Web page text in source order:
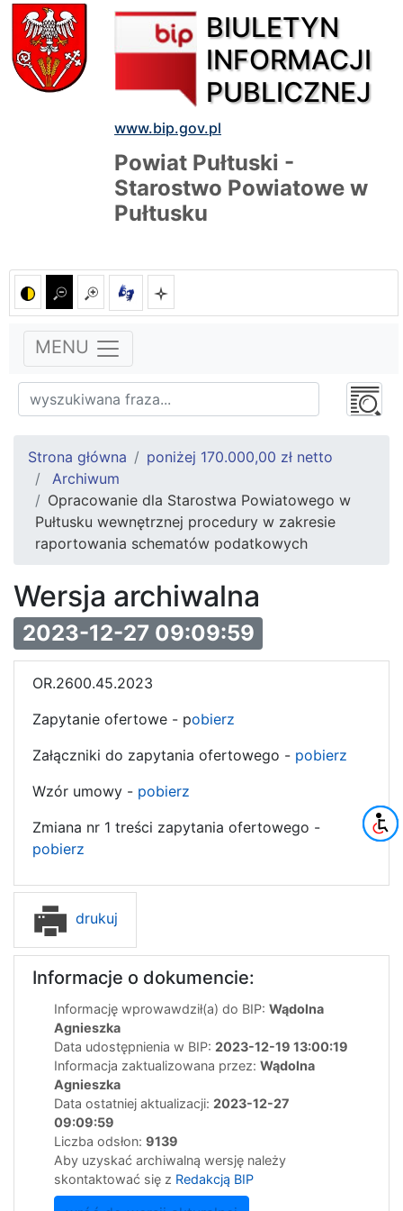
BIULETYN
INFORMACJI
PUBLICZNEJ
www.bip.gov.pl
Powiat Pułtuski -
Starostwo Powiatowe w
Pułtusku
MENU
Strona główna
poniżej 170.000,00 zł netto
Archiwum
Opracowanie dla Starostwa Powiatowego w
Pułtusku wewnętrznej procedury w zakresie
raportowania schematów podatkowych
Wersja archiwalna
2023-12-27 09:09:59
OR.2600.45.2023
Zapytanie ofertowe - pobierz
Załączniki do zapytania ofertowego - pobierz
Wzór umowy - pobierz
Zmiana nr 1 treści zapytania ofertowego -
pobierz
drukuj
Informacje o dokumencie:
Informację wprowawdził(a) do BIP: Wądolna
Agnieszka
Data udostępnienia w BIP: 2023-12-19 13:00:19
Informacja zaktualizowana przez: Wądolna
Agnieszka
Data ostatniej aktualizacji: 2023-12-27
09:09:59
Liczba odsłon: 9139
Aby uzyskać archiwalną wersję należy
skontaktować się z Redakcją BIP